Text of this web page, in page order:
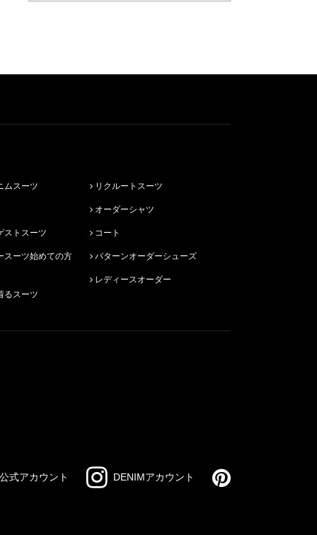
ムスーツ
ストスーツ
るスーツ
リクルートスーツ
オーダーシャツ
コート
パターンオーダーシューズ
レディースオーダー
公式アカウント DENIMアカウント